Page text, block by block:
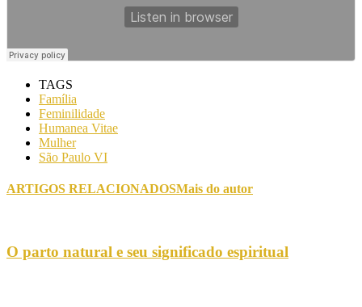
TAGS
Família
Feminilidade
Humanea Vitae
Mulher
São Paulo VI
ARTIGOS RELACIONADOSMais do autor
O parto natural e seu significado espiritual